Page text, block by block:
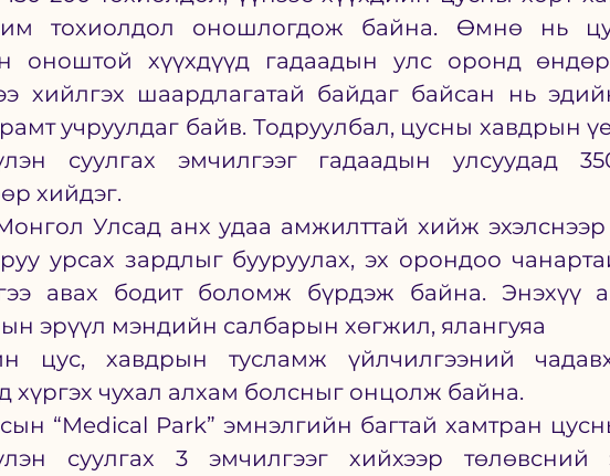
тохиолдол оношлогдож байна. Өмнө нь
оноштой хүүхдүүд гадаадын улс оронд өндөр
хийлгэх шаардлагатай байдаг байсан нь
учруулдаг байв. Тодруулбал, цусны хавдрын
суулгах эмчилгээг гадаадын улсуудад
хийдэг.
Улсад анх удаа амжилттай хийж
урсах зардлыг бууруулах, эх орондоо
авах бодит боломж бүрдэж байна. Энэхүү
эрүүл мэндийн салбарын хөгжил, ялангуяа
цус, хавдрын тусламж үйлчилгээний
хүргэх чухал алхам болсныг онцолж байна.
“Medical Park” эмнэлгийн багтай хамтран
суулгах 3 эмчилгээг хийхээр